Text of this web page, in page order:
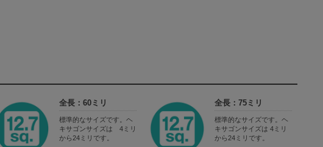
全長：60ミリ
標準的なサイズです。ヘ
キサゴンサイズは 4ミリ
から24ミリです。
全長：75ミリ
標準的なサイズです。ヘ
キサゴンサイズは 4ミリ
から24ミリです。